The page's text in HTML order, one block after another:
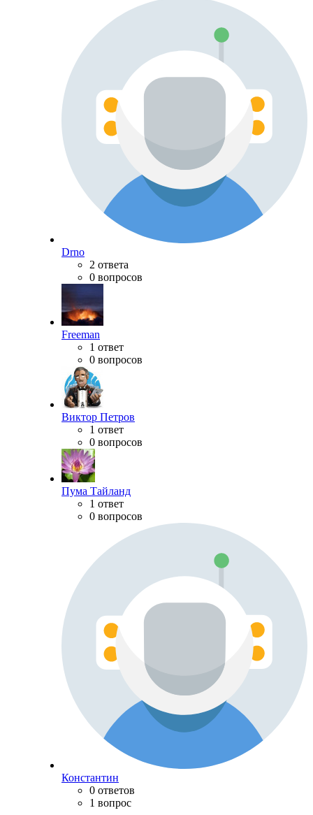
Drno
2 ответа
0 вопросов
Freeman
1 ответ
0 вопросов
Виктор Петров
1 ответ
0 вопросов
Пума Тайланд
1 ответ
0 вопросов
Константин
0 ответов
1 вопрос